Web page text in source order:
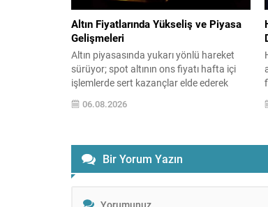
Altın Fiyatlarında Yükseliş ve Piyasa
Gelişmeleri
Altın piyasasında yukarı yönlü hareket
sürüyor; spot altının ons fiyatı hafta içi
işlemlerde sert kazançlar elde ederek
4.285,84 dolar seviyesini test etti ve 18
Haziran’dan bu yana görülen en yüksek
fiyatlarını baskılaması ve böylece
enflasyon ve faiz beklentilerindeki
rahatlamanın etkisi öne...
06.08.2026
Bir Yorum Yazın